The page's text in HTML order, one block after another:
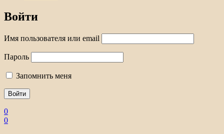
Войти
Имя пользователя или email
Пароль
Запомнить меня
0
0